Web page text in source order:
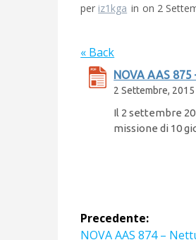
per iz1kga in on 2
« Back
NOVA AAS
2 Settembre, 2015
Il 2 settembre
missione di 10
Precedente:
Articolo
NOVA AAS 874 –